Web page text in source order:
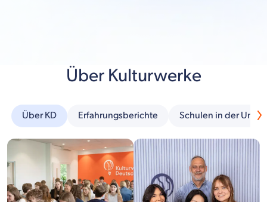
Über Kulturwerke
Über KD Erfahrungsberichte Schulen in der